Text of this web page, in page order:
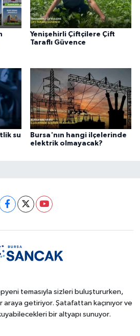
Yenişehirli Çiftçilere Çift
Taraflı Güvence
su
Bursa'nın hangi ilçelerinde
elektrik olmayacak?
temasıyla sizleri buluştururken,
getiriyor. Şatafattan kaçınıyor ve
bir altyapı sunuyor.